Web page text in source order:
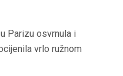
Parizu osvrnula i
vrlo ružnom